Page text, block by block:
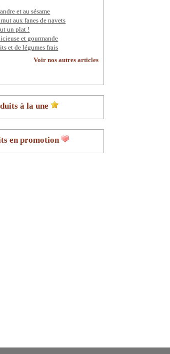
et au sésame
aux fanes de navets
un plat !
et gourmande
et de légumes frais
Voir nos autres articles
à la une
en promotion